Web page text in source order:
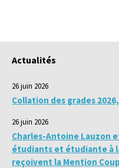
Actualités
26 juin 2026
Collation des grades
26 juin 2026
Charles-Antoine Lauzon
étudiants et étudiante à
reçoivent la Mention